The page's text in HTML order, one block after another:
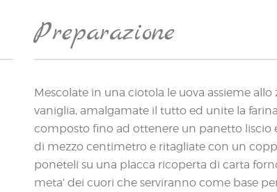
Preparazione
Mescolate in una ciotola le uova assieme allo
vaniglia, amalgamate il tutto ed unite la
composto fino ad ottenere un panetto liscio
di mezzo centimetro e ritagliate con un
poneteli su una placca ricoperta di carta
meta’ dei cuori che serviranno come base